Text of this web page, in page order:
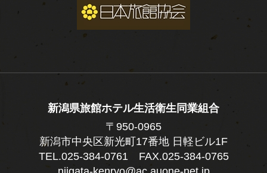
新潟県旅館ホテル生活衛生同業組合
〒950-0965
新潟市中央区新光町17番地 日軽ビル1F
TEL.025-384-0761FAX.025-384-0765